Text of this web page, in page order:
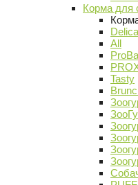
Корма для
All
Tasty